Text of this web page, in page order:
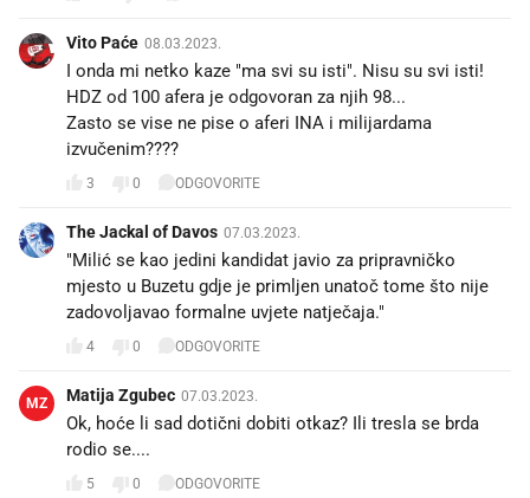
Vito Paće 08.03.2023.
I onda mi netko kaze "ma svi su isti". Nisu su svi isti!
HDZ od 100 afera je odgovoran za njih 98...
Zasto se vise ne pise o aferi INA i milijardama
izvučenim????
3 0 ODGOVORITE
The Jackal of Davos 07.03.2023.
"Milić se kao jedini kandidat javio za pripravničko
mjesto u Buzetu gdje je primljen unatoč tome što nije
zadovoljavao formalne uvjete natječaja."
4 0 ODGOVORITE
MZ Matija Zgubec 07.03.2023.
Ok, hoće li sad dotični dobiti otkaz? Ili tresla se brda
rodio se....
5 0 ODGOVORITE